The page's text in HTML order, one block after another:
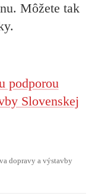
Môžete tak
dopravy a výstavby